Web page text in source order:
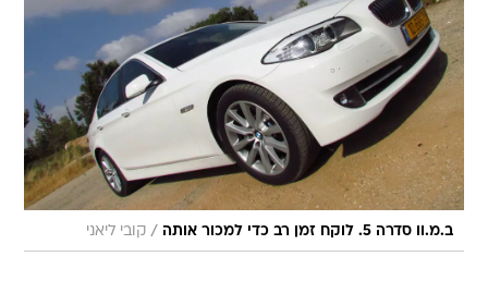
ב.מ.וו סדרה 5. לוקח זמן רב כדי למכור אותה / קובי ליאני